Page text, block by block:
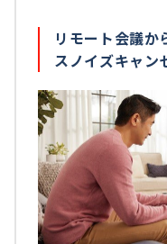
リモート会議
スノイズキャン